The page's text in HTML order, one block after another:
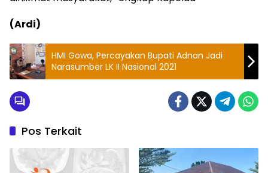
(Ardi)
HMI Gowa, Percayakan Bupati Adnan Jadi
Narasumber LK II Nasional 2021
Pos Terkait